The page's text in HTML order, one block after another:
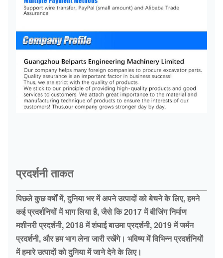
प्रदर्शनी ताकत
पिछले कुछ वर्षों में, दुनिया भर में अपने उत्पादों को बेचने के लिए, हमने
कई प्रदर्शनियों में भाग लिया है, जैसे कि 2017 में बीजिंग निर्माण
मशीनरी प्रदर्शनी, 2018 में शंघाई बाउमा प्रदर्शनी, 2019 में जर्मन
प्रदर्शनी, और हम भाग लेना जारी रखेंगे। भविष्य में विभिन्न प्रदर्शनियों
में हमारे उत्पादों को दुनिया में जाने देने के लिए।